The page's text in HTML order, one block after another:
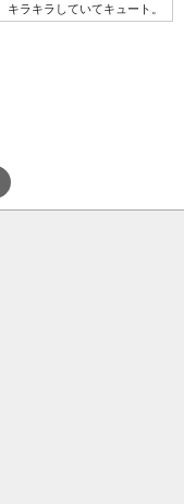
キラキラしていてキュート。